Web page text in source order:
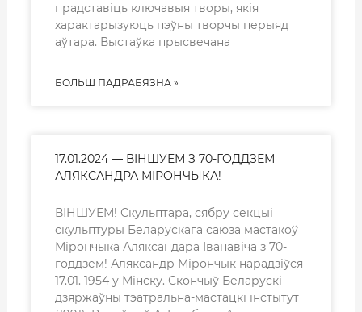
прадставіць ключавыя творы, якія
характарызуюць пэўны творчы перыяд
аўтара. Выстаўка прысвечана
БОЛЬШ ПАДРАБЯЗНА »
17.01.2024 — ВІНШУЕМ З 70-ГОДДЗЕМ
АЛЯКСАНДРА МІРОНЧЫКА!
ВІНШУЕМ! Скульптара, сябру секцыі
скульптуры Беларускага саюза мастакоў
Мірончыка Аляксандара Іванавіча з 70-
годдзем! Аляксандр Мірончык нарадзіўся
17.01. 1954 у Мінску. Скончыў Беларускі
дзяржаўны тэатральна-мастацкі інстытут